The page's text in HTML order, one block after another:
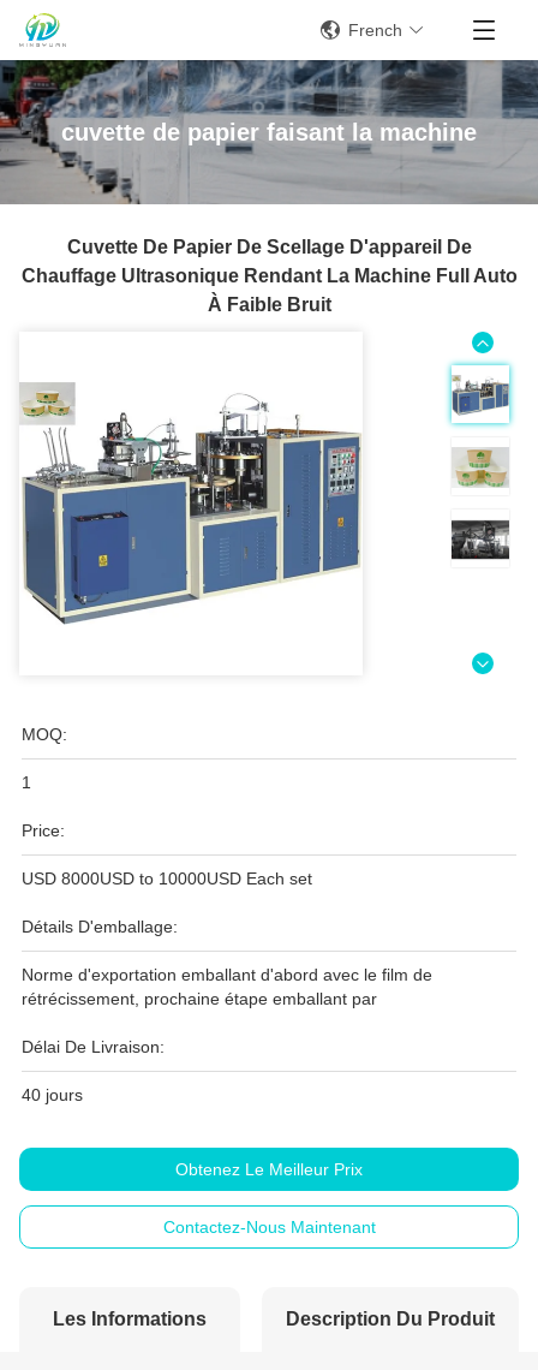
French
cuvette de papier faisant la machine
Cuvette De Papier De Scellage D'appareil De
Chauffage Ultrasonique Rendant La Machine Full Auto
À Faible Bruit
MOQ:
1
Price:
USD 8000USD to 10000USD Each set
Détails D'emballage:
Norme d'exportation emballant d'abord avec le film de
rétrécissement, prochaine étape emballant par
Délai De Livraison:
40 jours
Obtenez Le Meilleur Prix
Contactez-Nous Maintenant
Les Informations Description Du Produit